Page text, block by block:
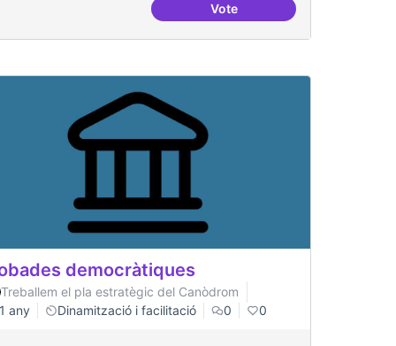
- labs amb programes conjunts de recerca
VoteVideojocs alternatius
democràtiques
Treballem el pla estratègic del Canòdrom
1 any
Dinamització i facilitació 0 0